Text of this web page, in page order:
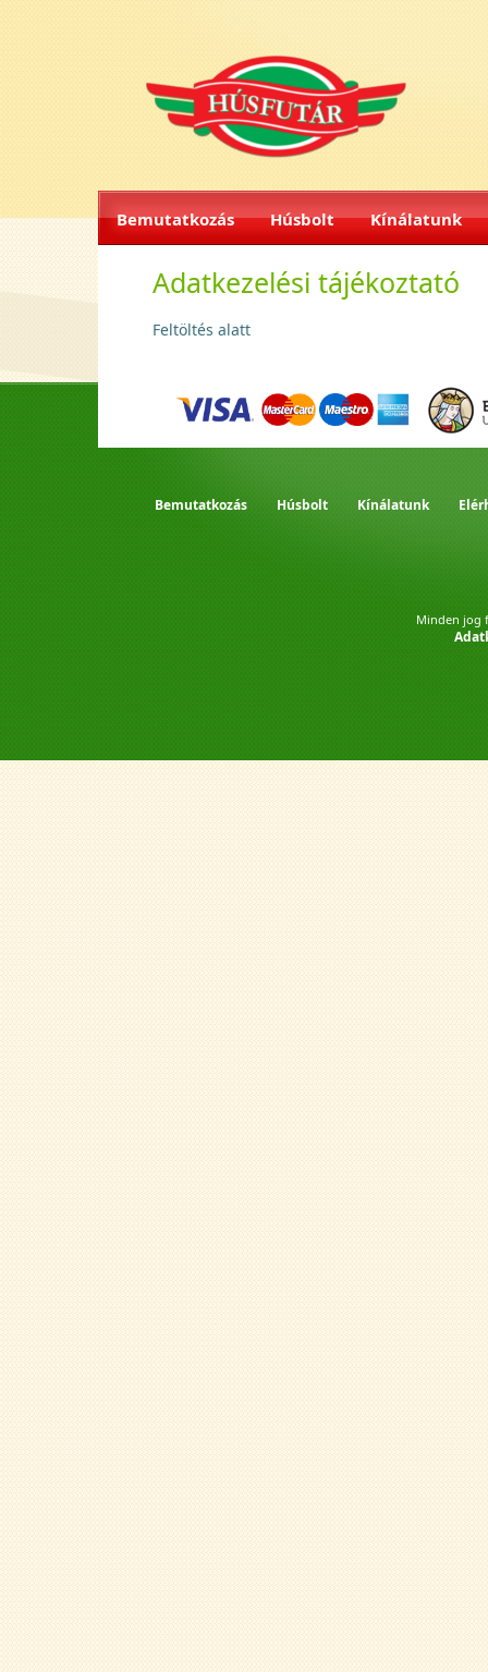
Bemutatkozás Húsbolt Kínálatunk
Adatkezelési tájékoztató
Feltöltés alatt
Bemutatkozás Húsbolt Kínálatunk
Minden jog